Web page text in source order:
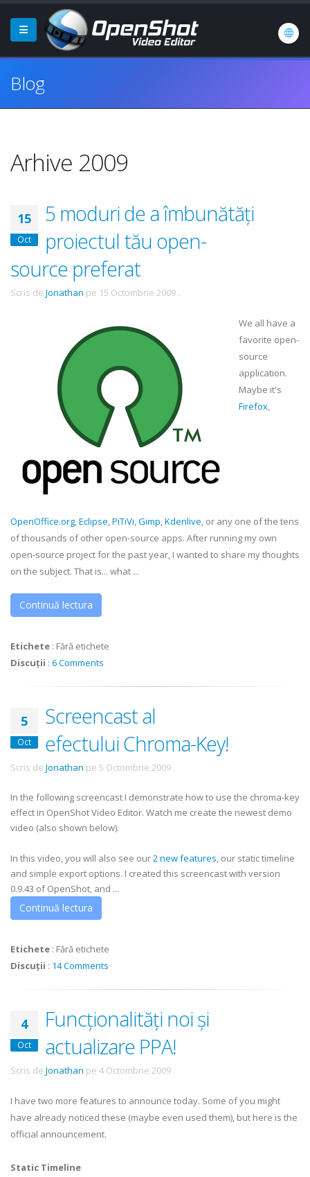
Blog
Arhive 2009
15
Oct
5 moduri de a îmbunătăți
proiectul tău open-
source preferat
Scris de Jonathan pe 15 Octombrie 2009 .
We all have a
favorite open-
source
application.
Maybe it's
Firefox,
OpenOffice.org,Eclipse,PiTiVi,Gimp,Kdenlive, or any one of the tens
of thousands of other open-source apps. After running my own
open-source project for the past year, I wanted to share my thoughts
on the subject. That is... what ...
Continuă lectura
Etichete : Fără etichete
Discuții : 6 Comments
5
Oct
Screencast al
efectului Chroma-Key!
Scris de Jonathan pe 5 Octombrie 2009 .
In the following screencast I demonstrate how to use the chroma-key
effect in OpenShot Video Editor. Watch me create the newest demo
video (also shown below).
In this video, you will also see our2 new features, our static timeline
and simple export options. I created this screencast with version
0.9.43 of OpenShot, and ...
Continuă lectura
Etichete : Fără etichete
Discuții : 14 Comments
4
Oct
Funcționalități noi și
actualizare PPA!
Scris de Jonathan pe 4 Octombrie 2009 .
I have two more features to announce today. Some of you might
have already noticed these (maybe even used them), but here is the
official announcement.
Static Timeline